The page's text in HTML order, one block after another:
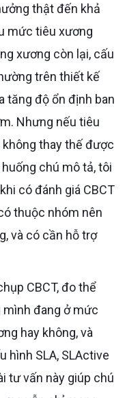
thật đến khả
mức tiêu xương
xương còn lại, cấu
trên thiết kế
tăng độ ổn định ban
Nhưng nếu tiêu
thay thế được
chú mô tả, tôi
có đánh giá CBCT
thuộc nhóm nên
và có cần hỗ trợ
đang ở mức
hay không, và
hình SLA, SLActive
tư vấn này giúp chú